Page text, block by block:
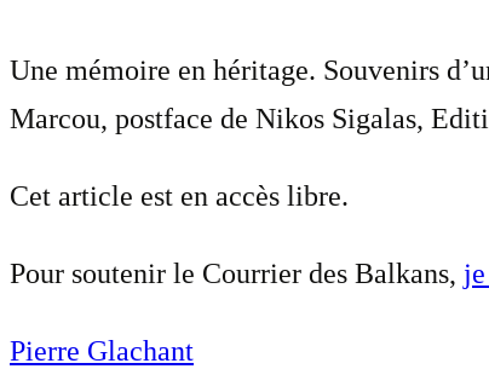
Une mémoire en héritage. Souvenirs
Marcou, postface de Nikos Sigalas,
Cet article est en accès libre.
Pour soutenir le Courrier des Balkans,
Pierre Glachant